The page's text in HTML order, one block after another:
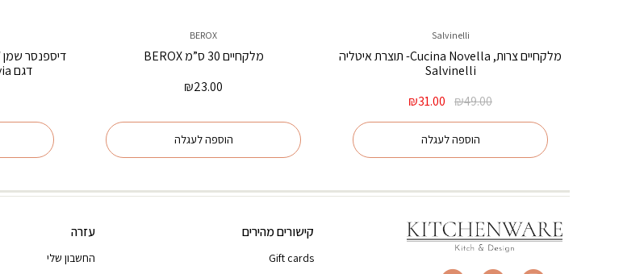
Salvinelli
מלקחיים צרות, Cucina Novella- תוצרת איטליה
Salvinelli
₪49.00
המחיר
₪49.00.
₪31.00
הוספה לעגלה
BEROX
מלקחיים 30 ס”מ BEROX
₪23.00
הוספה לעגלה
דגם Olivia מבית Food Appeal
קישורים מהירים
Gift cards
עזרה
החשבון שלי